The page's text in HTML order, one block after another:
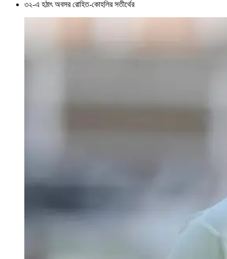
৩২-এ হঠাৎ অবসর রোহিত-কোহলির সতীর্থের